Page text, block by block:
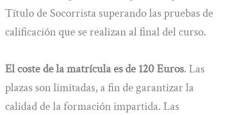
Título de Socorrista superando las pruebas de
calificación que se realizan al final del curso.
El coste de la matrícula es de 120 Euros. Las
plazas son limitadas, a fin de garantizar la
calidad de la formación impartida. Las